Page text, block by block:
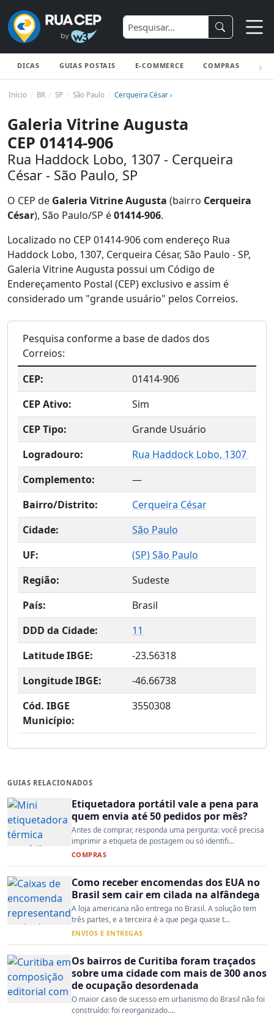
DICAS GUIAS POSTAIS E-COMMERCE COMPRAS
Início BR SP São Paulo Cerqueira César ›
Galeria Vitrine Augusta
CEP 01414-906
Rua Haddock Lobo, 1307 - Cerqueira
César - São Paulo, SP
O CEP de Galeria Vitrine Augusta (bairro Cerqueira
César), São Paulo/SP é01414-906.
Localizado no CEP 01414-906 com endereço Rua
Haddock Lobo, 1307, Cerqueira César, São Paulo - SP,
Galeria Vitrine Augusta possui um Código de
Endereçamento Postal (CEP) exclusivo e assim é
considerado um "grande usuário" pelos Correios.
Pesquisa conforme a base de dados dos
Correios:
CEP:
01414-906
CEP Ativo:
Sim
CEP Tipo:
Grande Usuário
Logradouro:
Rua Haddock Lobo, 1307
Complemento:
—
Bairro/Distrito:
Cerqueira César
Cidade:
São Paulo
UF:
(SP) São Paulo
Região:
Sudeste
País:
Brasil
DDD da Cidade:
11
Latitude IBGE:
-23.56318
Longitude IBGE:
-46.66738
Cód. IBGE
Município:
3550308
GUIAS RELACIONADOS
Etiquetadora portátil vale a pena para
quem envia até 50 pedidos por mês?
Antes de comprar, responda uma pergunta: você precisa
imprimir a etiqueta de postagem ou só identifi...
COMPRAS
Como receber encomendas dos EUA no
Brasil sem cair em cilada na alfândega
A loja americana não entrega no Brasil. A solução tem
três partes, e a terceira é a que pega quase t...
ENVIOS E ENTREGAS
Os bairros de Curitiba foram traçados
sobre uma cidade com mais de 300 anos
de ocupação desordenada
O maior caso de sucesso em urbanismo do Brasil não foi
construído: foi reorganizado....